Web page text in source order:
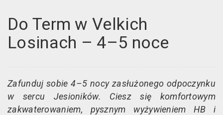
Do Term w Velkich
Losinach – 4–5 noce
Zafunduj sobie 4–5 nocy zasłużonego odpoczynku
w sercu Jesioników. Ciesz się komfortowym
zakwaterowaniem, pysznym wyżywieniem HB i